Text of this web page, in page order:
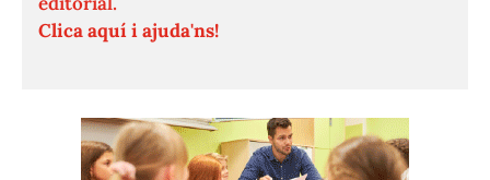
Clica aquí i ajuda'ns!